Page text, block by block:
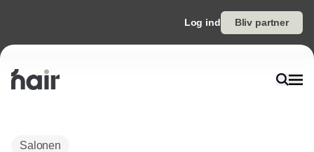
Log ind Bliv partner
Salonen